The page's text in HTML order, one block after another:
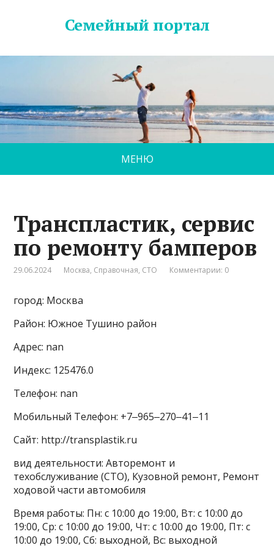
Семейный портал
МЕНЮ
Транспластик, сервис
по ремонту бамперов
29.06.2024 Москва, Справочная, СТО Комментарии: 0
город: Москва
Район: Южное Тушино район
Адрес: nan
Индекс: 125476.0
Телефон: nan
Мобильный Телефон: +7‒965‒270‒41‒11
Сайт: http://transplastik.ru
вид деятельности: Авторемонт и
техобслуживание (СТО), Кузовной ремонт, Ремонт
ходовой части автомобиля
Время работы: Пн: с 10:00 до 19:00, Вт: с 10:00 до
19:00, Ср: с 10:00 до 19:00, Чт: с 10:00 до 19:00, Пт: с
10:00 до 19:00, Сб: выходной, Вс: выходной